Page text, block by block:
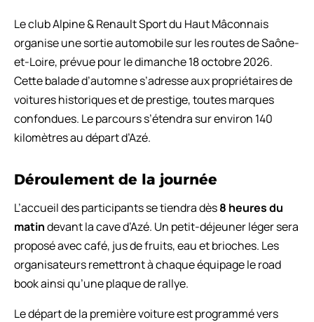
Le club Alpine & Renault Sport du Haut Mâconnais
organise une sortie automobile sur les routes de Saône-
et-Loire, prévue pour le dimanche 18 octobre 2026.
Cette balade d’automne s’adresse aux propriétaires de
voitures historiques et de prestige, toutes marques
confondues. Le parcours s’étendra sur environ 140
kilomètres au départ d’Azé.
Déroulement de la journée
L’accueil des participants se tiendra dès8 heures du
matindevant la cave d’Azé. Un petit-déjeuner léger sera
proposé avec café, jus de fruits, eau et brioches. Les
organisateurs remettront à chaque équipage le road
book ainsi qu’une plaque de rallye.
Le départ de la première voiture est programmé vers